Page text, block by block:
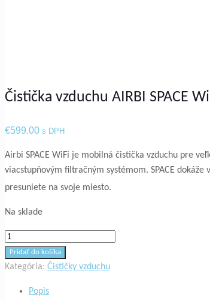
Čistička vzduchu AIRBI SPACE
€599.00 s DPH
Airbi SPACE WiFi je mobilná čistička vzduchu pre
viacstupňovým filtračným systémom. SPACE
presuniete na svoje miesto.
Na sklade
množstvo
Čistička
vzduchu
Pridať do košíka
Kategória: Čističky vzduchu
Popis